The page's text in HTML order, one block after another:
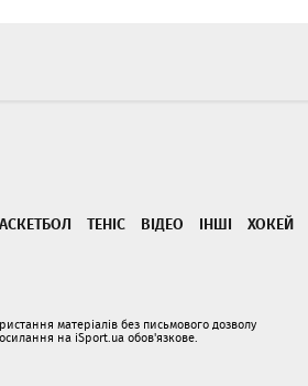
ТЕНІС ВІДЕО ІНШІ ХОКЕЙ
матеріалів без письмового дозволу
на iSport.ua обов'язкове.